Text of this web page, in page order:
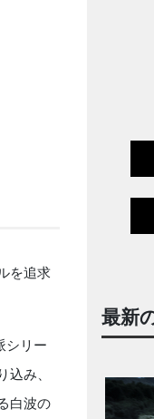
を追求
シリー
み、
白波の
最新